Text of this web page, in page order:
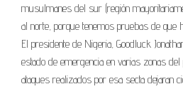
musulmanes del sur (región
al norte, porque tenemos pruebas de que
El presidente de Nigeria, Goodluck
estado de emergencia en varias zonas
ataques realizados por esa secta dejaran